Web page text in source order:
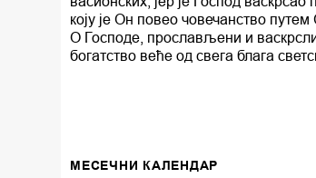
коју је Он повео човечанство
О Господе, прослављени и
богатство веће од свега блага
MECEЧНИ КАЛЕНДАР